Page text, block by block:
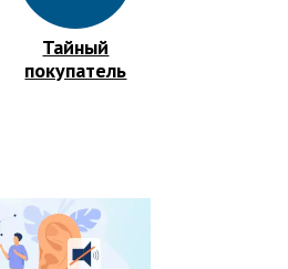
Тайный
покупатель